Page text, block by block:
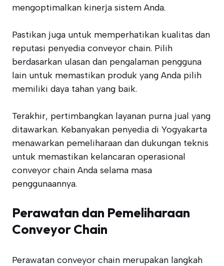
mengoptimalkan kinerja sistem Anda.
Pastikan juga untuk memperhatikan kualitas dan
reputasi penyedia conveyor chain. Pilih
berdasarkan ulasan dan pengalaman pengguna
lain untuk memastikan produk yang Anda pilih
memiliki daya tahan yang baik.
Terakhir, pertimbangkan layanan purna jual yang
ditawarkan. Kebanyakan penyedia di Yogyakarta
menawarkan pemeliharaan dan dukungan teknis
untuk memastikan kelancaran operasional
conveyor chain Anda selama masa
penggunaannya.
Perawatan dan Pemeliharaan
Conveyor Chain
Perawatan conveyor chain merupakan langkah